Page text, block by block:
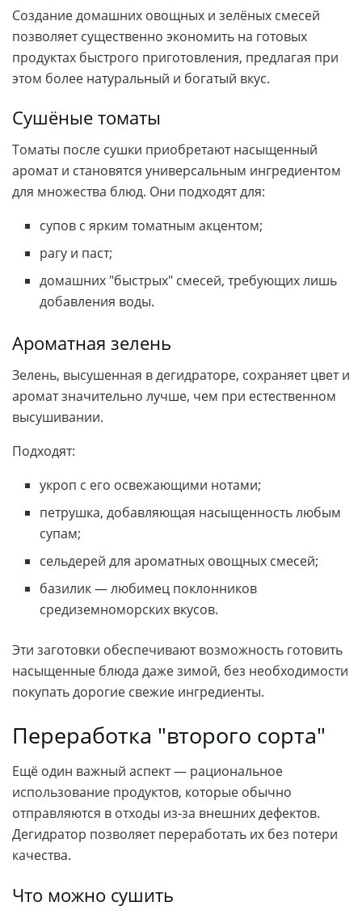
Создание домашних овощных и зелёных смесей
позволяет существенно экономить на готовых
продуктах быстрого приготовления, предлагая при
этом более натуральный и богатый вкус.
Сушёные томаты
Томаты после сушки приобретают насыщенный
аромат и становятся универсальным ингредиентом
для множества блюд. Они подходят для:
супов с ярким томатным акцентом;
рагу и паст;
домашних "быстрых" смесей, требующих лишь
добавления воды.
Ароматная зелень
Зелень, высушенная в дегидраторе, сохраняет цвет и
аромат значительно лучше, чем при естественном
высушивании.
Подходят:
укроп с его освежающими нотами;
петрушка, добавляющая насыщенность любым
супам;
сельдерей для ароматных овощных смесей;
базилик — любимец поклонников
средиземноморских вкусов.
Эти заготовки обеспечивают возможность готовить
насыщенные блюда даже зимой, без необходимости
покупать дорогие свежие ингредиенты.
Переработка "второго сорта"
Ещё один важный аспект — рациональное
использование продуктов, которые обычно
отправляются в отходы из-за внешних дефектов.
Дегидратор позволяет переработать их без потери
качества.
Что можно сушить